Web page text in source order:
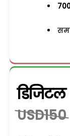
डिजिटल
USD150